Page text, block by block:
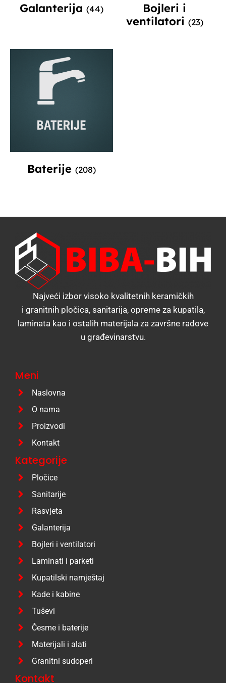
Galanterija (44)
Bojleri i
ventilatori (23)
Baterije (208)
Najveći izbor visoko kvalitetnih keramičkih
i granitnih pločica, sanitarija, opreme za kupatila,
laminata kao i ostalih materijala za završne radove
u građevinarstvu.
Meni
Naslovna
O nama
Proizvodi
Kontakt
Kategorije
Pločice
Sanitarije
Rasvjeta
Galanterija
Bojleri i ventilatori
Laminati i parketi
Kupatilski namještaj
Kade i kabine
Tuševi
Česme i baterije
Materijali i alati
Granitni sudoperi
Kontakt